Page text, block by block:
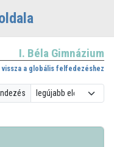
I. Béla Gimnázium
vissza a globális felfedezéshez